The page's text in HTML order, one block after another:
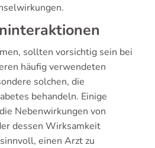
sollten vorsichtig sein bei
häufig verwendeten
solchen, die
behandeln. Einige
Nebenwirkungen von
dessen Wirksamkeit
einen Arzt zu